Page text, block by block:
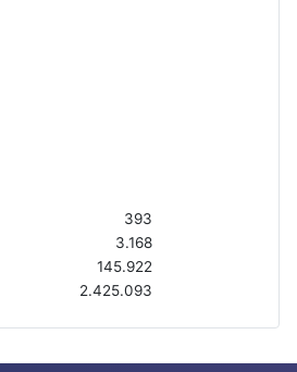
393
3.168
145.922
2.425.093